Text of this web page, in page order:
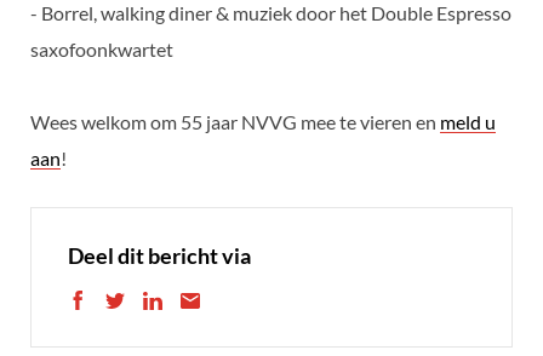
- Borrel, walking diner & muziek door het Double Espresso
saxofoonkwartet
Wees welkom om 55 jaar NVVG mee te vieren en meld u
aan!
Deel dit bericht via